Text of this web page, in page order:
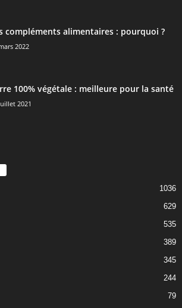
compléments alimentaires : pourquoi ?
2022
100% végétale : meilleure pour la santé
2021
1036
629
535
389
345
244
79